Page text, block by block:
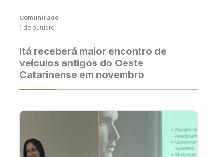
Comunidade
1 de outubro
Itá receberá maior encontro de
veículos antigos do Oeste
Catarinense em novembro